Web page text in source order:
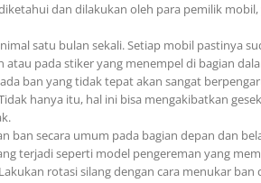
dan dilakukan oleh para pemilik
satu bulan sekali. Setiap mobil pastinya
pada stiker yang menempel di bagian
ban yang tidak tepat akan sangat
hanya itu, hal ini bisa mengakibatkan
ban secara umum pada bagian depan dan
terjadi seperti model pengereman yang
rotasi silang dengan cara menukar ban